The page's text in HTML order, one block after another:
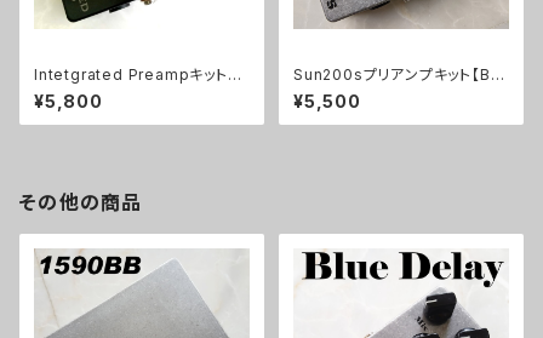
Intetgrated Preampキット【B
ASIC KIT】
¥5,800
Sun200sプリアンプキット【BA
SIC KIT】
¥5,500
その他の商品